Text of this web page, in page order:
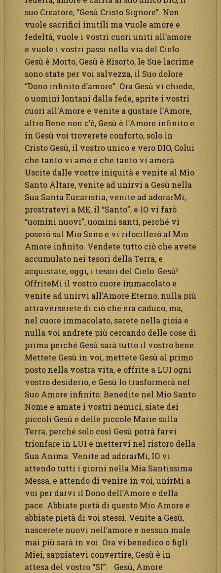
suo Creatore, “Gesù Cristo Signore”. Non
vuole sacrifici inutili ma vuole amore e
fedeltà, vuole i vostri cuori uniti all’amore
e vuole i vostri passi nella via del Cielo.
Gesù è Morto, Gesù è Risorto, le Sue lacrime
sono state per voi salvezza, il Suo dolore
“Dono infinito d’amore”. Ora Gesù vi chiede,
o uomini lontani dalla fede, aprite i vostri
cuori all’Amore e venite a gustare l’Amore,
altro Bene non c’è, Gesù è l’Amore infinito e
in Gesù voi troverete conforto, solo in
Cristo Gesù, il vostro unico e vero DIO, Colui
che tanto vi amò e che tanto vi amerà.
Uscite dalle vostre iniquità e venite al Mio
Santo Altare, venite ad unirvi a Gesù nella
Sua Santa Eucaristia, venite ad adorarMi,
prostratevi a ME, il “Santo”, e IO vi farò
“uomini nuovi”, uomini santi, perché vi
poserò sul Mio Seno e vi rifocillerò al Mio
Amore infinito. Vendete tutto ciò che avete
accumulato nei tesori della Terra, e
acquistate, oggi, i tesori del Cielo: Gesù!
OffriteMi il vostro cuore immacolato e
venite ad unirvi all’Amore Eterno, nulla più
attraverserete di ciò che era caduco, ma,
nel cuore immacolato, sarete nella gioia e
nulla voi andrete più cercando delle cose di
prima perché Gesù sarà tutto il vostro bene.
Mettete Gesù in voi, mettete Gesù al primo
posto nella vostra vita, e offrite a LUI ogni
vostro desiderio, e Gesù lo trasformerà nel
Suo Amore infinito. Benedite nel Mio Santo
Nome e amate i vostri nemici, siate dei
piccoli Gesù e delle piccole Marie sulla
Terra, perché solo così Gesù potrà farvi
trionfare in LUI e mettervi nel ristoro della
Sua Anima. Venite ad adorarMi, IO vi
attendo tutti i giorni nella Mia Santissima
Messa, e attendo di venire in voi, unirMi a
voi per darvi il Dono dell’Amore e della
pace. Abbiate pietà di questo Mio Amore e
abbiate pietà di voi stessi. Venite a Gesù,
nascerete nuovi nell’amore e nessun male
mai più sarà in voi. Ora vi benedico o figli
Miei, sappiatevi convertire, Gesù è in
attesa del vostro “SI”. Gesù, Amore